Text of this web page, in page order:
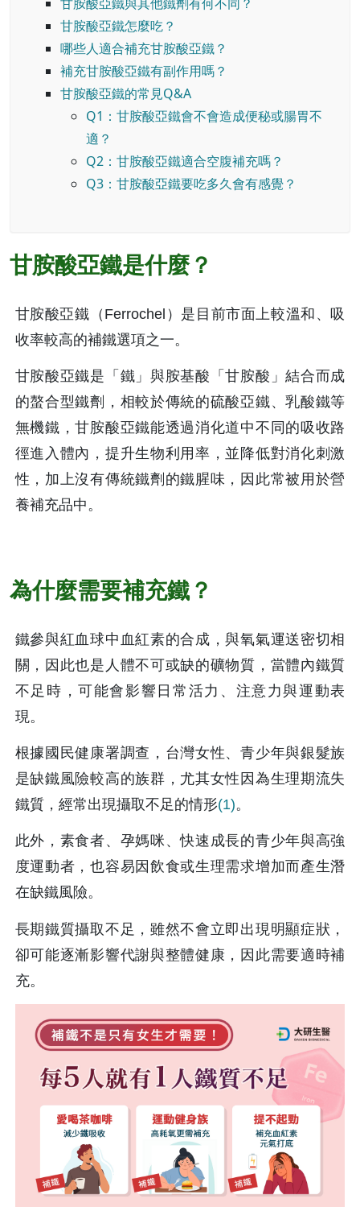
甘胺酸亞鐵怎麼吃？
哪些人適合補充甘胺酸亞鐵？
補充甘胺酸亞鐵有副作用嗎？
甘胺酸亞鐵的常見Q&A
Q1：甘胺酸亞鐵會不會造成便秘或腸胃不
適？
Q2：甘胺酸亞鐵適合空腹補充嗎？
Q3：甘胺酸亞鐵要吃多久會有感覺？
甘胺酸亞鐵是什麼？
甘胺酸亞鐵（Ferrochel）是目前市面上較溫和、吸
收率較高的補鐵選項之一。
甘胺酸亞鐵是「鐵」與胺基酸「甘胺酸」結合而成
的螯合型鐵劑，相較於傳統的硫酸亞鐵、乳酸鐵等
無機鐵，甘胺酸亞鐵能透過消化道中不同的吸收路
徑進入體內，提升生物利用率，並降低對消化刺激
性，加上沒有傳統鐵劑的鐵腥味，因此常被用於營
養補充品中。
為什麼需要補充鐵？
鐵參與紅血球中血紅素的合成，與氧氣運送密切相
關，因此也是人體不可或缺的礦物質，當體內鐵質
不足時，可能會影響日常活力、注意力與運動表
現。
根據國民健康署調查，台灣女性、青少年與銀髮族
是缺鐵風險較高的族群，尤其女性因為生理期流失
鐵質，經常出現攝取不足的情形(1)。
此外，素食者、孕媽咪、快速成長的青少年與高強
度運動者，也容易因飲食或生理需求增加而產生潛
在缺鐵風險。
長期鐵質攝取不足，雖然不會立即出現明顯症狀，
卻可能逐漸影響代謝與整體健康，因此需要適時補
充。